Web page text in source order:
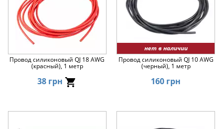
Провод силиконовый QJ 18 AWG
(красный), 1 метр
38 грн
нет в наличии
Провод силиконовый QJ 10 AWG
(черный), 1 метр
160 грн